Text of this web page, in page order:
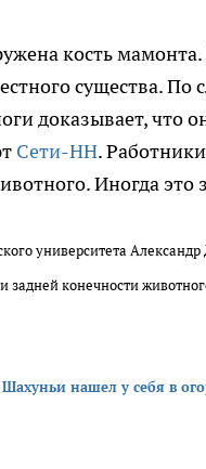
кость
существа. По
доказывает,
Сети-НН.
Иногда это
университета
конечности
нашел у себя в